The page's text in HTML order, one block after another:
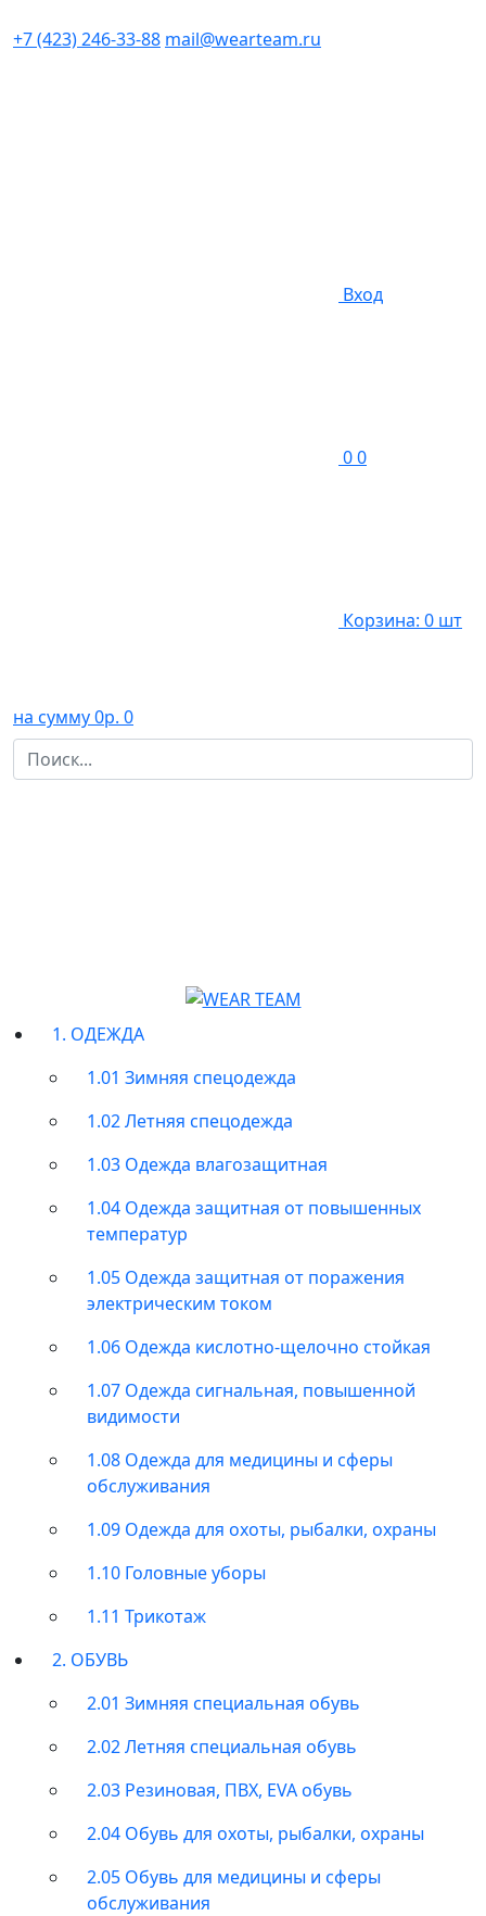
+7 (423) 246-33-88 mail@wearteam.ru
Вход
00
Корзина: 0 шт
на сумму 0р. 0
1. ОДЕЖДА
1.01 Зимняя спецодежда
1.02 Летняя спецодежда
1.03 Одежда влагозащитная
1.04 Одежда защитная от повышенных
температур
1.05 Одежда защитная от поражения
электрическим током
1.06 Одежда кислотно-щелочно стойкая
1.07 Одежда сигнальная, повышенной
видимости
1.08 Одежда для медицины и сферы
обслуживания
1.09 Одежда для охоты, рыбалки, охраны
1.10 Головные уборы
1.11 Трикотаж
2. ОБУВЬ
2.01 Зимняя специальная обувь
2.02 Летняя специальная обувь
2.03 Резиновая, ПВХ, EVA обувь
2.04 Обувь для охоты, рыбалки, охраны
2.05 Обувь для медицины и сферы
обслуживания